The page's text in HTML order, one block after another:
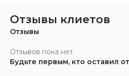
Отзывы клиетов
Отзывы
Отзывов пока нет.
Будьте первым, кто оставил